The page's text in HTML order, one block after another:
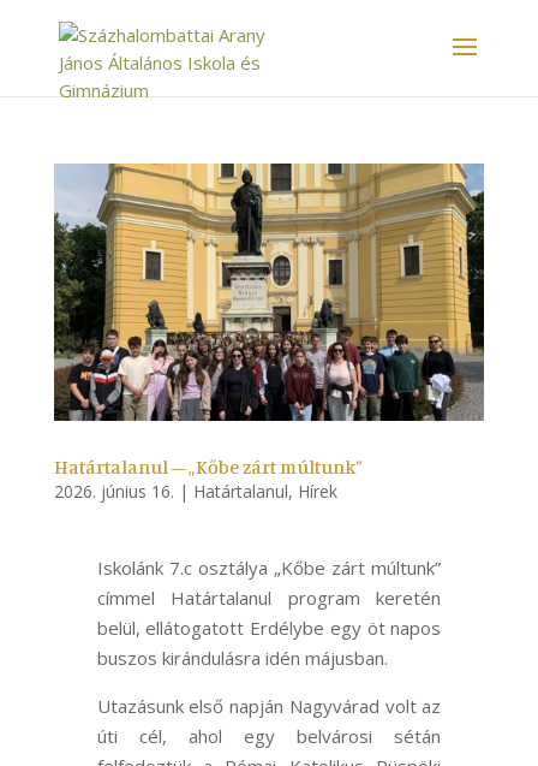
Határtalanul – „Kőbe zárt múltunk”
2026. június 16. | Határtalanul, Hírek
Iskolánk 7.c osztálya „Kőbe zárt múltunk”
címmel Határtalanul program keretén
belül, ellátogatott Erdélybe egy öt napos
buszos kirándulásra idén májusban.
Utazásunk első napján Nagyvárad volt az
úti cél, ahol egy belvárosi sétán